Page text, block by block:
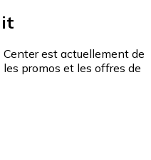
Center est actuellement de
promos et les offres de